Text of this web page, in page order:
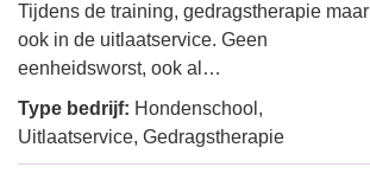
Tijdens de training, gedragstherapie maar
ook in de uitlaatservice. Geen
eenheidsworst, ook al…
Type bedrijf: Hondenschool,
Uitlaatservice, Gedragstherapie